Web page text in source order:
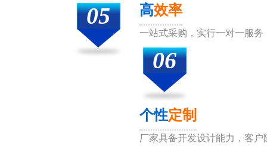
05 高效率
一站式采购，实行一对一服
06
个性定制
厂家具备开发设计能力，客户